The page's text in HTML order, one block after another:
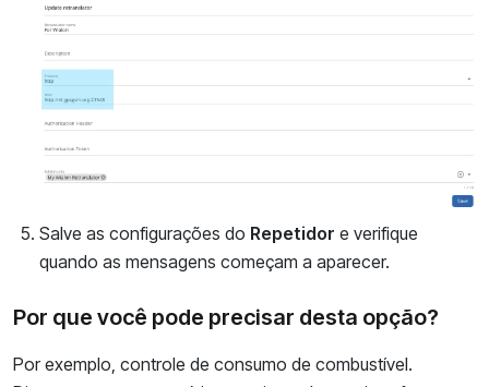
Salve as configurações do Repetidor e verifique
quando as mensagens começam a aparecer.
Por que você pode precisar desta opção?
Por exemplo, controle de consumo de combustível.